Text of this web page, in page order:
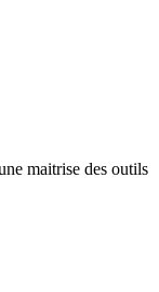
maitrise des outils